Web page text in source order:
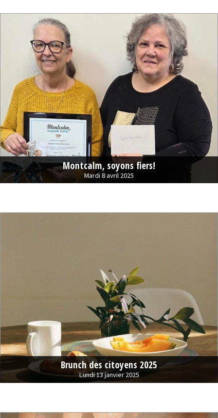
Montcalm, soyons fiers!
Mardi 8 avril 2025
Brunch des citoyens 2025
Lundi 13 janvier 2025